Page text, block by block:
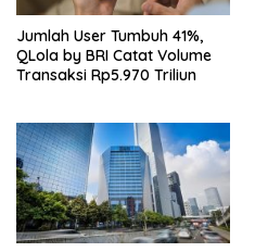
Jumlah User Tumbuh 41%,
QLola by BRI Catat Volume
Transaksi Rp5.970 Triliun